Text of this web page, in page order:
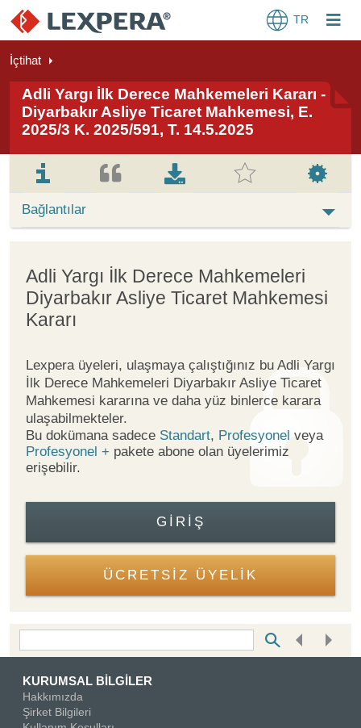
TR
İçtihat
Adli Yargı İlk Derece Mahkemeleri Kararı -
Diyarbakır Asliye Ticaret Mahkemesi, E.
2025/3 K. 2025/591, T. 14.5.2025
Bağlantılar
Adli Yargı İlk Derece Mahkemeleri
Diyarbakır Asliye Ticaret Mahkemesi
Kararı
Lexpera üyeleri, ulaşmaya çalıştığınız bu Adli Yargı
İlk Derece Mahkemeleri Diyarbakır Asliye Ticaret
Mahkemesi kararına ve daha yüz binlerce karara
ulaşabilmekteler.
Bu dokümana sadece Standart, Profesyonel veya
Profesyonel + pakete abone olan üyelerimiz
erişebilir.
GIRIŞ
ÜCRETSİZ ÜYELİK
KURUMSAL BİLGİLER
Hakkımızda
Şirket Bilgileri